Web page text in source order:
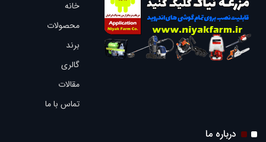
خانه
محصولات
برند
گالری
مقالات
تماس با ما
درباره ما